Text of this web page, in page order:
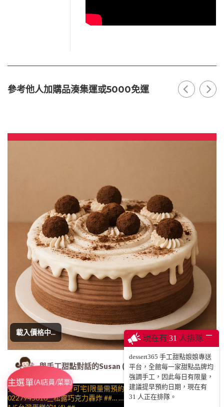
參考他人加購品湊集運或5000免運
與手工甜點對話的Susan (Susan's Kitchen) - 客製化造
免費升級冰淇淋|全台可宅|限量需預約日期|24H內到貨請電
0227945616__松露巧克力轟炸 ##… ….(..平均哈根達斯蛋糕熱量的
現在有 31 人排隊 ─
dessert365 手工甜點娘娘專送
平台，全館每一家甜點品牌均
強調手工，因此每日有限量，
建議提早預約日期，現在有
31 人正在排隊。
載入價格中...
主選單(AI店員/菜單)